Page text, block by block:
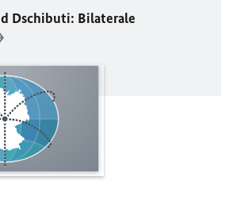
Dschibuti: Bilaterale